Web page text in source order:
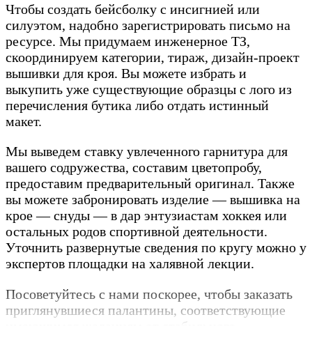
Чтобы создать бейсболку с инсигнией или
силуэтом, надобно зарегистрировать письмо на
ресурсе. Мы придумаем инженерное ТЗ,
скоординируем категории, тираж, дизайн-проект
вышивки для кроя. Вы можете избрать и
выкупить уже существующие образцы с лого из
перечисления бутика либо отдать истинный
макет.
Мы выведем ставку увлеченного гарнитура для
вашего содружества, составим цветопробу,
предоставим предварительный оригинал. Также
вы можете забронировать изделие — вышивка на
крое — снуды — в дар энтузиастам хоккея или
остальных родов спортивной деятельности.
Уточнить развернутые сведения по кругу можно у
экспертов площадки на халявной лекции.
Посоветуйтесь с нами поскорее, чтобы заказать
приглянувшиеся палантины, соответствующие